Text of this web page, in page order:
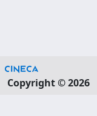
Copyright © 2026